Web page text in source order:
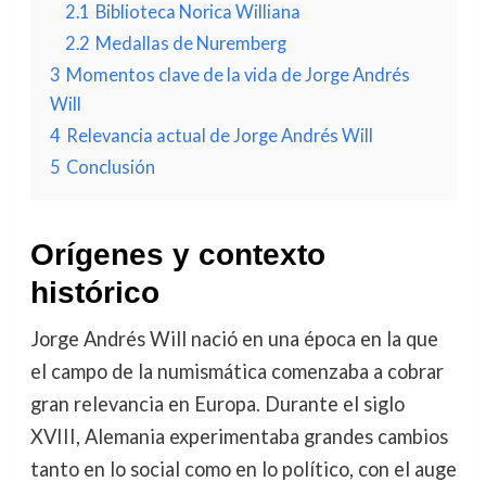
2.1 Biblioteca Norica Williana
2.2 Medallas de Nuremberg
3 Momentos clave de la vida de Jorge Andrés
Will
4 Relevancia actual de Jorge Andrés Will
5 Conclusión
Orígenes y contexto
histórico
Jorge Andrés Will nació en una época en la que
el campo de la numismática comenzaba a cobrar
gran relevancia en Europa. Durante el siglo
XVIII, Alemania experimentaba grandes cambios
tanto en lo social como en lo político, con el auge